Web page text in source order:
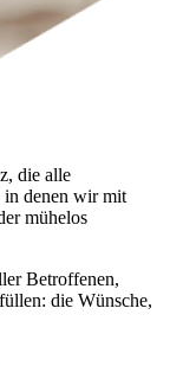
die alle
in denen wir mit
mühelos
Betroffenen,
die Wünsche,